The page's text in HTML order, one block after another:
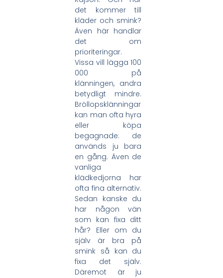
det kommer till
kläder och smink?
Även här handlar
det om
prioriteringar.
Vissa vill lägga 100
000 på
klänningen, andra
betydligt mindre.
Bröllopsklänningar
kan man ofta hyra
eller köpa
begagnade: de
används ju bara
en gång. Även de
vanliga
klädkedjorna har
ofta fina alternativ.
Sedan kanske du
har någon vän
som kan fixa ditt
hår? Eller om du
själv är bra på
smink så kan du
fixa det själv.
Däremot är ju